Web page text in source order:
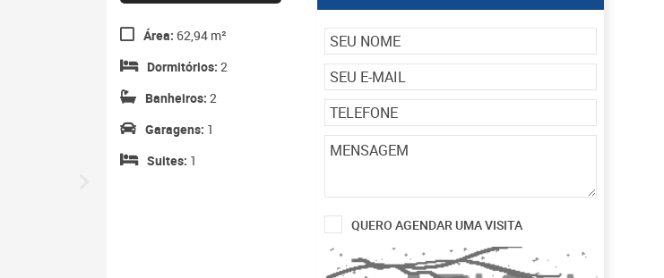
QUERO AGENDAR UMA VISITA
Área: 62,94 m²
Dormitórios: 2
Banheiros: 2
Garagens: 1
Suites: 1